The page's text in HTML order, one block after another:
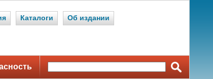
Каталоги Об издании